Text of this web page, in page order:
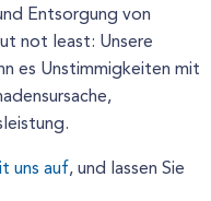
Entsorgung von
not least: Unsere
es Unstimmigkeiten mit
uns auf, und lassen Sie